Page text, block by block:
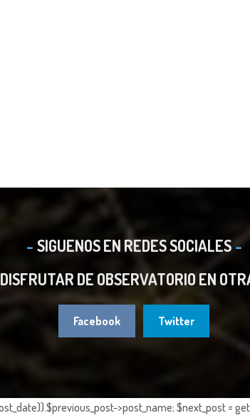
SIGUENOS EN REDES SOCIALES
DE OBSERVATORIO EN
Facebook Twitter
>post_name; $next_post =